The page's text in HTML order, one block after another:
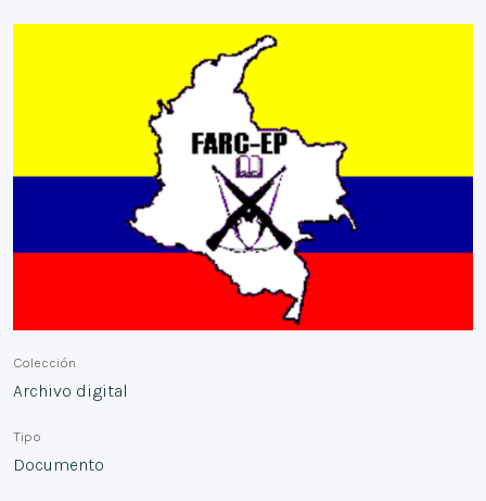
Colección
Archivo digital
Tipo
Documento